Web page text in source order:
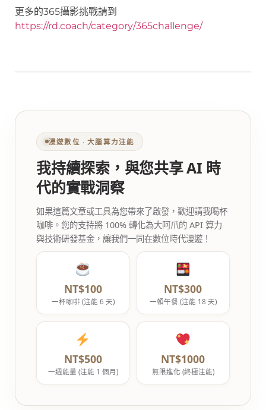
更多的365攝影挑戰請到
https://rd.coach/category/365challenge/
漫遊數位 ‧ 大腦算力注能
我持續探索，與您共享 AI 時
代的實戰洞察
如果這篇文章或工具為您帶來了啟發，歡迎請我喝杯
咖啡。您的支持將 100% 轉化為大阿爪的 API 算力
與技術研發基金，讓我們一同在數位時代漫遊！
NT$100
一杯咖啡 (注能 6 天)
NT$300
一頓午餐 (注能 18 天)
NT$500
一週能量 (注能 1 個月)
NT$1000
無限進化 (終極注能)